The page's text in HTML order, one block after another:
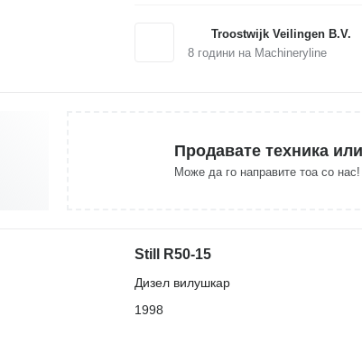
Troostwijk Veilingen B.V.
8години на Machineryline
Продавате техника
Може да го направите тоа со нас!
Still R50-15
Дизел вилушкар
1998